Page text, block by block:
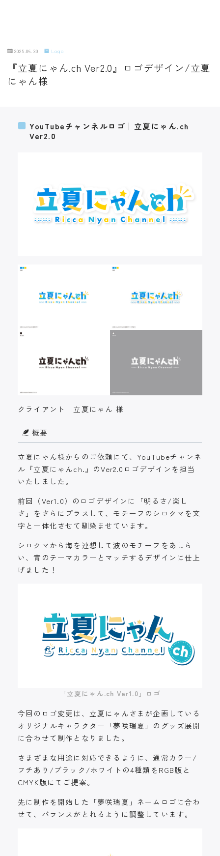
2025.06.30 Logo
『立夏にゃん.ch Ver2.0』ロゴデザイン/立夏
にゃん様
YouTubeチャンネルロゴ│立夏にゃん.ch
Ver2.0
クライアント│立夏にゃん 様
概要
立夏にゃん様からのご依頼にて、YouTubeチャンネ
ル『立夏にゃんch.』のVer2.0ロゴデザインを担当
いたしました。
前回（Ver1.0）のロゴデザインに「明るさ/楽し
さ」をさらにプラスして、モチーフのシロクマを文
字と一体化させて馴染ませています。
シロクマから海を連想して波のモチーフをあしら
い、青のテーマカラーとマッチするデザインに仕上
げました！
「立夏にゃん.ch Ver1.0」ロゴ
今回のロゴ変更は、立夏にゃんさまが企画している
オリジナルキャラクター「夢咲瑞夏」のグッズ展開
に合わせて制作となりました。
さまざまな用途に対応できるように、通常カラー/
フチあり/ブラック/ホワイトの4種類をRGB版と
CMYK版にてご提案。
先に制作を開始した「夢咲瑞夏」ネームロゴに合わ
せて、バランスがとれるように調整しています。